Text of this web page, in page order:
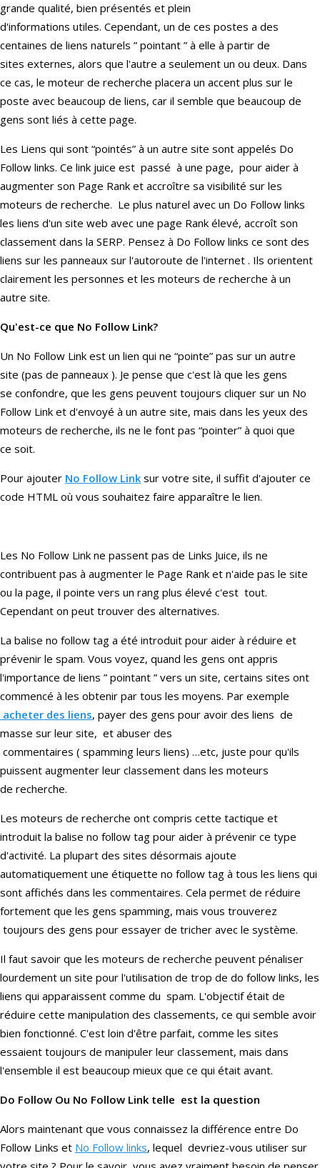
grande qualité, bien présentés et plein
d'informations utiles. Cependant, un de ces postes a des
centaines de liens naturels ” pointant ” à elle à partir de
sites externes, alors que l'autre a seulement un ou deux. Dans
ce cas, le moteur de recherche placera un accent plus sur le
poste avec beaucoup de liens, car il semble que beaucoup de
gens sont liés à cette page.
Les Liens qui sont “pointés” à un autre site sont appelés Do
Follow links. Ce link juice est passé à une page, pour aider à
augmenter son Page Rank et accroître sa visibilité sur les
moteurs de recherche. Le plus naturel avec un Do Follow links
les liens d'un site web avec une page Rank élevé, accroît son
classement dans la SERP. Pensez à Do Follow links ce sont des
liens sur les panneaux sur l'autoroute de l'internet . Ils orientent
clairement les personnes et les moteurs de recherche à un
autre site.
Qu'est-ce que No Follow Link?
Un No Follow Link est un lien qui ne “pointe” pas sur un autre
site (pas de panneaux ). Je pense que c'est là que les gens
se confondre, que les gens peuvent toujours cliquer sur un No
Follow Link et d'envoyé à un autre site, mais dans les yeux des
moteurs de recherche, ils ne le font pas “pointer” à quoi que
ce soit.
Pour ajouter No Follow Link sur votre site, il suffit d'ajouter ce
code HTML où vous souhaitez faire apparaître le lien.
Les No Follow Link ne passent pas de Links Juice, ils ne
contribuent pas à augmenter le Page Rank et n'aide pas le site
ou la page, il pointe vers un rang plus élevé c'est tout.
Cependant on peut trouver des alternatives.
La balise no follow tag a été introduit pour aider à réduire et
prévenir le spam. Vous voyez, quand les gens ont appris
l'importance de liens ” pointant ” vers un site, certains sites ont
commencé à les obtenir par tous les moyens. Par exemple
acheter des liens, payer des gens pour avoir des liens de
masse sur leur site, et abuser des
commentaires ( spamming leurs liens) …etc, juste pour qu'ils
puissent augmenter leur classement dans les moteurs
de recherche.
Les moteurs de recherche ont compris cette tactique et
introduit la balise no follow tag pour aider à prévenir ce type
d'activité. La plupart des sites désormais ajoute
automatiquement une étiquette no follow tag à tous les liens qui
sont affichés dans les commentaires. Cela permet de réduire
fortement que les gens spamming, mais vous trouverez
toujours des gens pour essayer de tricher avec le système.
Il faut savoir que les moteurs de recherche peuvent pénaliser
lourdement un site pour l'utilisation de trop de do follow links, les
liens qui apparaissent comme du spam. L'objectif était de
réduire cette manipulation des classements, ce qui semble avoir
bien fonctionné. C'est loin d'être parfait, comme les sites
essaient toujours de manipuler leur classement, mais dans
l'ensemble il est beaucoup mieux que ce qui était avant.
Do Follow Ou No Follow Link telle est la question
Alors maintenant que vous connaissez la différence entre Do
Follow Links et No Follow links, lequel devriez-vous utiliser sur